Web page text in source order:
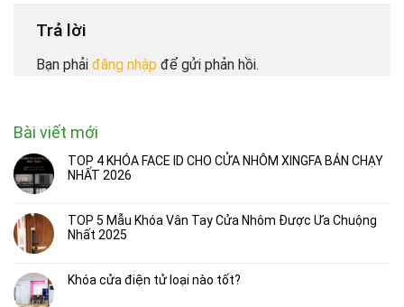
Trả lời
Bạn phải đăng nhập để gửi phản hồi.
Bài viết mới
TOP 4 KHÓA FACE ID CHO CỬA NHÔM XINGFA BÁN CHẠY
NHẤT 2026
TOP 5 Mẫu Khóa Vân Tay Cửa Nhôm Được Ưa Chuộng
Nhất 2025
Khóa cửa điện tử loại nào tốt?